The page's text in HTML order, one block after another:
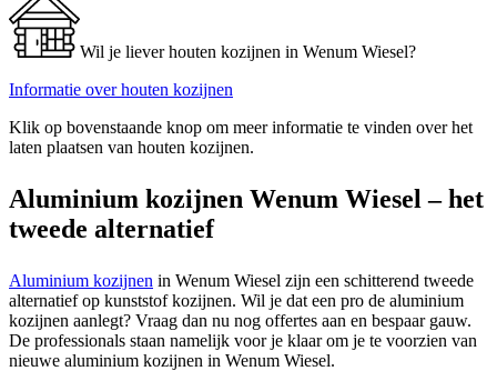
Wil je liever houten kozijnen in Wenum Wiesel?
Informatie over houten kozijnen
Klik op bovenstaande knop om meer informatie te vinden over het
laten plaatsen van houten kozijnen.
Aluminium kozijnen Wenum Wiesel – het
tweede alternatief
Aluminium kozijnen in Wenum Wiesel zijn een schitterend tweede
alternatief op kunststof kozijnen. Wil je dat een pro de aluminium
kozijnen aanlegt? Vraag dan nu nog offertes aan en bespaar gauw.
De professionals staan namelijk voor je klaar om je te voorzien van
nieuwe aluminium kozijnen in Wenum Wiesel.